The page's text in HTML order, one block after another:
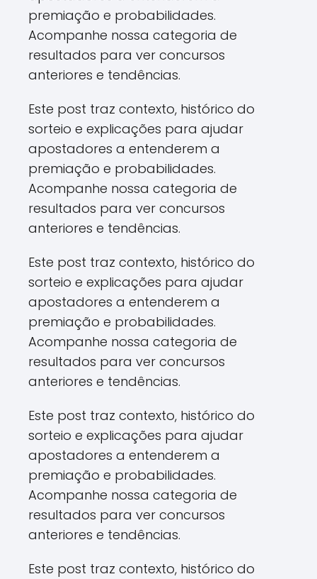
premiação e probabilidades.
Acompanhe nossa categoria de
resultados para ver concursos
anteriores e tendências.
Este post traz contexto, histórico do
sorteio e explicações para ajudar
apostadores a entenderem a
premiação e probabilidades.
Acompanhe nossa categoria de
resultados para ver concursos
anteriores e tendências.
Este post traz contexto, histórico do
sorteio e explicações para ajudar
apostadores a entenderem a
premiação e probabilidades.
Acompanhe nossa categoria de
resultados para ver concursos
anteriores e tendências.
Este post traz contexto, histórico do
sorteio e explicações para ajudar
apostadores a entenderem a
premiação e probabilidades.
Acompanhe nossa categoria de
resultados para ver concursos
anteriores e tendências.
Este post traz contexto, histórico do